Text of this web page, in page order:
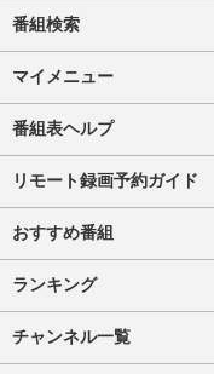
番組検索
マイメニュー
番組表ヘルプ
リモート録画予約ガイド
おすすめ番組
ランキング
チャンネル一覧